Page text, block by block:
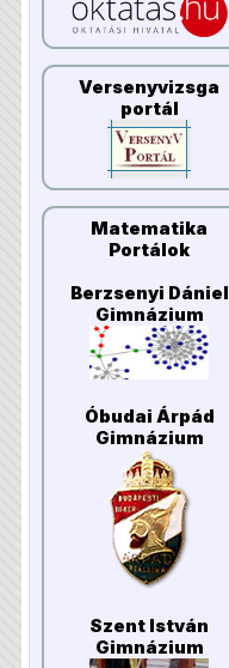
Versenyvizsga
portál
Matematika
Portálok
Berzsenyi Dániel
Gimnázium
Óbudai Árpád
Gimnázium
Szent István
Gimnázium